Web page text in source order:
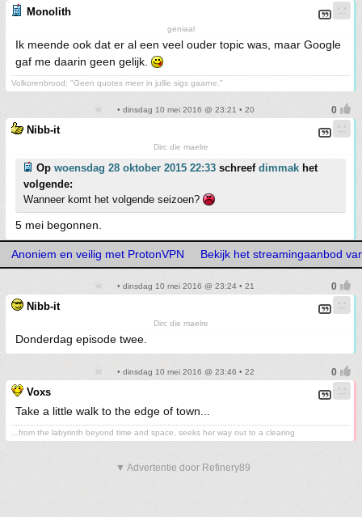
Monolith
geniaal
Ik meende ook dat er al een veel ouder topic was, maar Google
gaf me daarin geen gelijk.
Volkorenbrood: "Geen quotes meer in jullie sigs gaarne."
• dinsdag 10 mei 2016 @ 23:21 • 20
Nibb-it
Dirc die maelre
Op woensdag 28 oktober 2015 22:33 schreef dimmak het
volgende:
Wanneer komt het volgende seizoen?
5 mei begonnen.
Anoniem en veilig met ProtonVPN Bekijk het streamingaanbod
• dinsdag 10 mei 2016 @ 23:24 • 21
Nibb-it
Dirc die maelre
Donderdag episode twee.
• dinsdag 10 mei 2016 @ 23:46 • 22
Voxs
Take a little walk to the edge of town...
...from the labyrinth beyond time and space, seeks her way out to a clearing
▼ Advertentie door Refinery89